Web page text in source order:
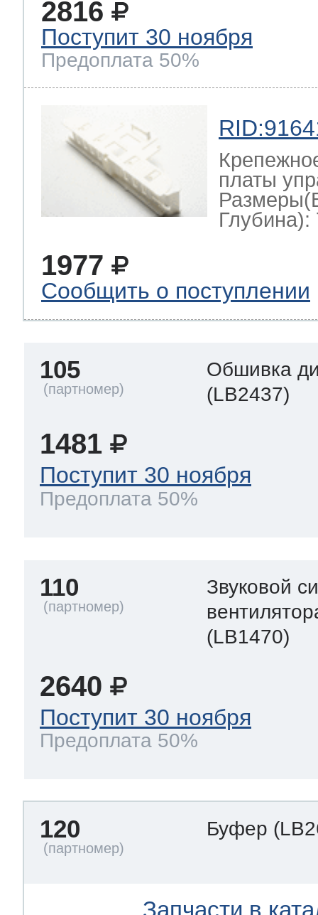
2816
Поступит 30 ноября
Предоплата 50%
платы
Глубина):
1977
Сообщить о поступлении
105
Обшивка
(LB2437)
1481
Поступит 30 ноября
Предоплата 50%
110
Звуковой
(LB1470)
2640
Поступит 30 ноября
Предоплата 50%
120 Буфер
Запчасти в